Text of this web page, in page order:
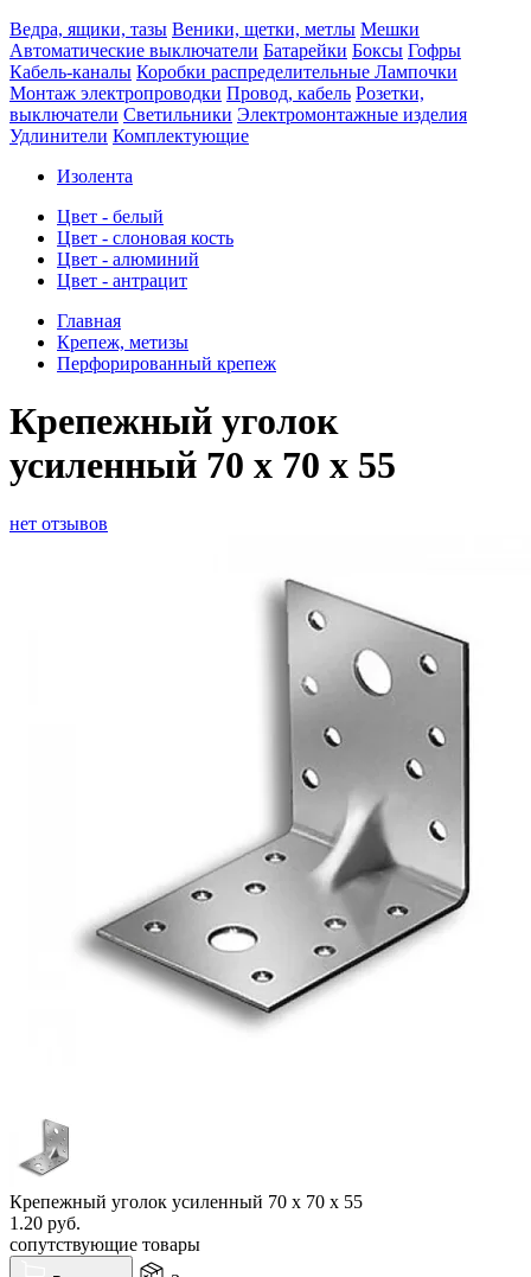
Ведра, ящики, тазы Веники, щетки, метлы Мешки
Автоматические выключатели Батарейки Боксы Гофры
Кабель-каналы Коробки распределительные Лампочки
Монтаж электропроводки Провод, кабель Розетки,
выключатели Светильники Электромонтажные изделия
Удлинители Комплектующие
Изолента
Цвет - белый
Цвет - слоновая кость
Цвет - алюминий
Цвет - антрацит
Главная
Крепеж, метизы
Перфорированный крепеж
Крепежный уголок
усиленный 70 х 70 х 55
нет отзывов
Крепежный уголок усиленный 70 х 70 х 55
1.20 руб.
сопутствующие товары